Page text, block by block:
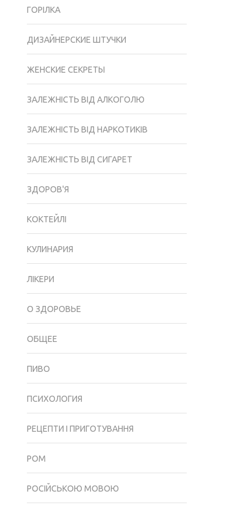
НЕЗВИЧАЙНИХ
ЛИСТОПАДА
ІСТОРІЯ
ГОРІЛКА
ДИЗАЙНЕРСКИЕ ШТУЧКИ
ЖЕНСКИЕ СЕКРЕТЫ
ЗАЛЕЖНІСТЬ ВІД АЛКОГОЛЮ
ЗАЛЕЖНІСТЬ ВІД НАРКОТИКІВ
ЗАЛЕЖНІСТЬ ВІД СИГАРЕТ
ЗДОРОВ'Я
КОКТЕЙЛІ
КУЛИНАРИЯ
ЛІКЕРИ
О ЗДОРОВЬЕ
ОБЩЕЕ
ПИВО
ПСИХОЛОГИЯ
РЕЦЕПТИ І ПРИГОТУВАННЯ
РОМ
РОСІЙСЬКОЮ МОВОЮ